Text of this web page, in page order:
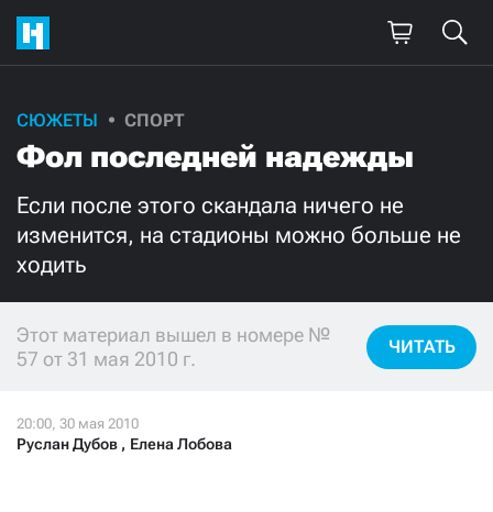
СЮЖЕТЫ СПОРТ
Фол последней надежды
Если после этого скандала ничего не
изменится, на стадионы можно больше не
ходить
Этот материал вышел в номере №
57 от 31 мая 2010 г.
ЧИТАТЬ
Руслан Дубов , Елена Лобова
Поддержите
нашу работу!
Ежемесячно Разово
500
Нажимая кнопку «Стать соучастником»,